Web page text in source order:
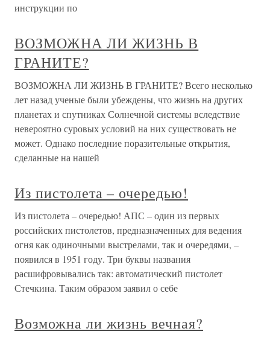
инструкции по
ВОЗМОЖНА ЛИ ЖИЗНЬ В
ГРАНИТЕ?
ВОЗМОЖНА ЛИ ЖИЗНЬ В ГРАНИТЕ? Всего несколько
лет назад ученые были убеждены, что жизнь на других
планетах и спутниках Солнечной системы вследствие
невероятно суровых условий на них существовать не
может. Однако последние поразительные открытия,
сделанные на нашей
Из пистолета – очередью!
Из пистолета – очередью! АПС – один из первых
российских пистолетов, предназначенных для ведения
огня как одиночными выстрелами, так и очередями, –
появился в 1951 году. Три буквы названия
расшифровывались так: автоматический пистолет
Стечкина. Таким образом заявил о себе
Возможна ли жизнь вечная?